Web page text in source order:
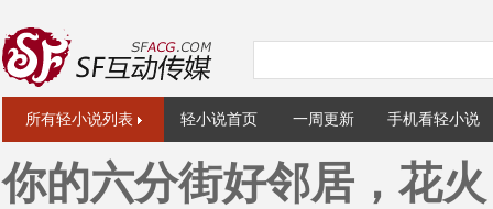
所有轻小说列表 轻小说首页 一周更新 手机看轻小说
你的六分街好邻居，花火